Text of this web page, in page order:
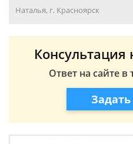
Наталья, г. Красноярск
Ответ на сайте